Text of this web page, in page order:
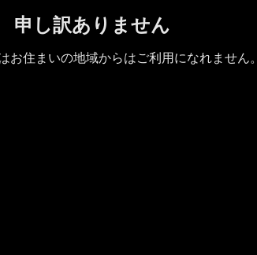
申し訳ありません
お住まいの地域からはご利用になれません。